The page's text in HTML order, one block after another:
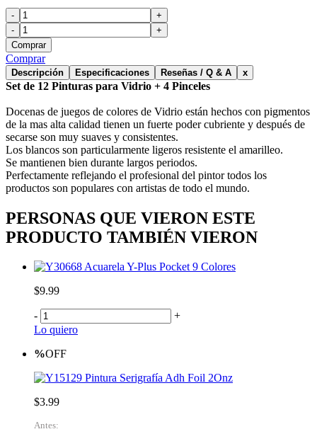
-
+
-
+
Comprar
Comprar
Descripción Especificaciones Reseñas / Q & A x
Set de 12 Pinturas para Vidrio + 4 Pinceles
Docenas de juegos de colores de Vidrio están hechos con pigmentos
de la mas alta calidad tienen un fuerte poder cubriente y después de
secarse son muy suaves y consistentes.
Los blancos son particularmente ligeros resistente el amarilleo.
Se mantienen bien durante largos periodos.
Perfectamente reflejando el profesional del pintor todos los
productos son populares con artistas de todo el mundo.
PERSONAS QUE VIERON ESTE
PRODUCTO TAMBIÉN VIERON
Acuarela Y-Plus Pocket 9 Colores
$9.99
-
+
Lo quiero
%OFF
Pintura Serigrafía Adh Foil 2Onz
$3.99
Antes: